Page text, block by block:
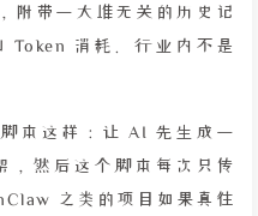
附带一大堆无关的历史记
Token 消耗。行业内不是
本这样：让 AI 先生成一
，然后这个脚本每次只传
之类的项目如果真往